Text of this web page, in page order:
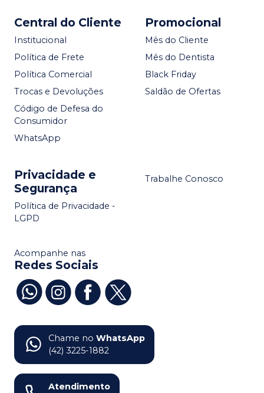
Central do Cliente
Institucional
Política de Frete
Política Comercial
Trocas e Devoluções
Código de Defesa do
Consumidor
WhatsApp
Promocional
Mês do Cliente
Mês do Dentista
Black Friday
Saldão de Ofertas
Privacidade e
Segurança
Política de Privacidade -
LGPD
Trabalhe Conosco
Acompanhe nas
Redes Sociais
Chame no WhatsApp
(42) 3225-1882
Atendimento